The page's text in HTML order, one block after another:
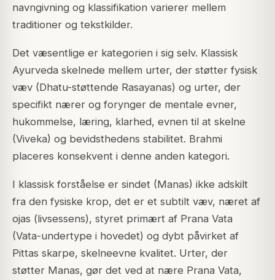
navngivning og klassifikation varierer mellem
traditioner og tekstkilder.
Det væsentlige er kategorien i sig selv. Klassisk
Ayurveda skelnede mellem urter, der støtter fysisk
væv (Dhatu-støttende Rasayanas) og urter, der
specifikt nærer og forynger de mentale evner,
hukommelse, læring, klarhed, evnen til at skelne
(Viveka) og bevidsthedens stabilitet. Brahmi
placeres konsekvent i denne anden kategori.
I klassisk forståelse er sindet (Manas) ikke adskilt
fra den fysiske krop, det er et subtilt væv, næret af
ojas (livsessens), styret primært af Prana Vata
(Vata-undertype i hovedet) og dybt påvirket af
Pittas skarpe, skelneevne kvalitet. Urter, der
støtter Manas, gør det ved at nære Prana Vata,